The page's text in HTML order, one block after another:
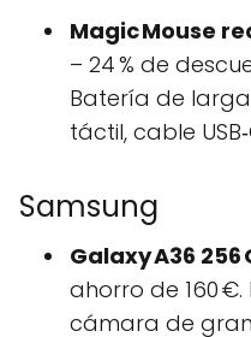
Magic Mouse
– 24 % de
Batería de
táctil, cable
Samsung
Galaxy A36 256
ahorro de 160
cámara de